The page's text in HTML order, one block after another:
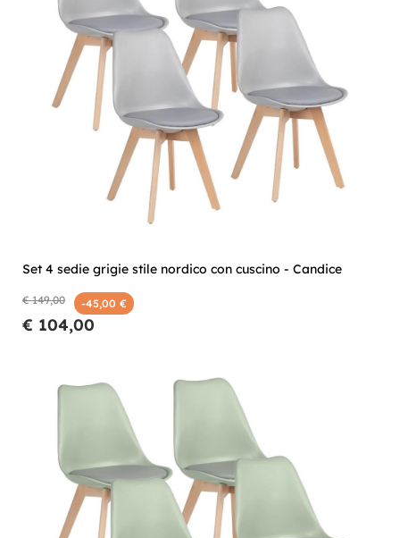
Set 4 sedie grigie stile nordico con cuscino - Candice
€ 149,00 -45,00 €
€ 104,00